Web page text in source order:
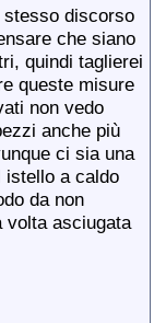
stesso discorso
che siano
quindi taglierei
queste misure
non vedo
anche più
ci sia una
istello a caldo
da non
volta asciugata